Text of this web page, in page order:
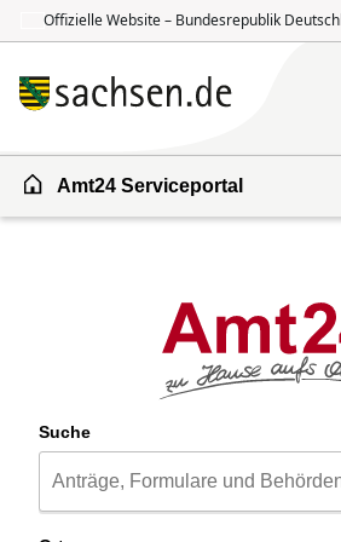
Offizielle Website – Bundesrepublik
Amt24 Serviceportal
Suche